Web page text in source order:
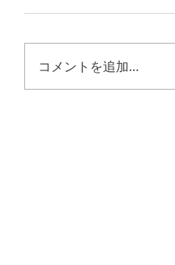
コメントを追加…